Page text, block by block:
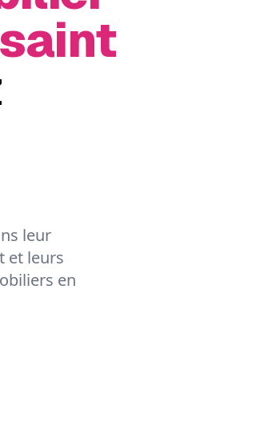
leur
et leurs
en